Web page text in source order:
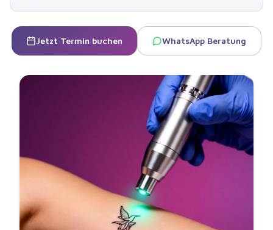
Jetzt Termin buchen WhatsApp Beratung